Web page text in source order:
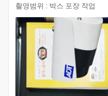
촬영범위 : 박스 포장 작업